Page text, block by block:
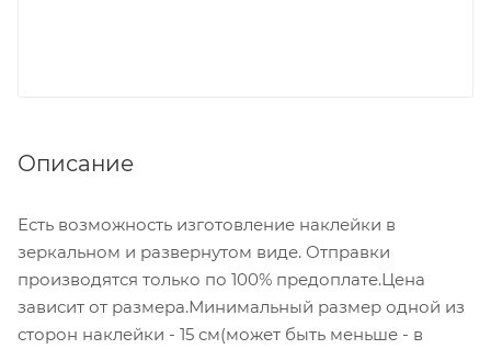
Описание
Есть возможность изготовление наклейки в
зеркальном и развернутом виде. Отправки
производятся только по 100% предоплате.Цена
зависит от размера.Минимальный размер одной из
сторон наклейки - 15 см(может быть меньше - в